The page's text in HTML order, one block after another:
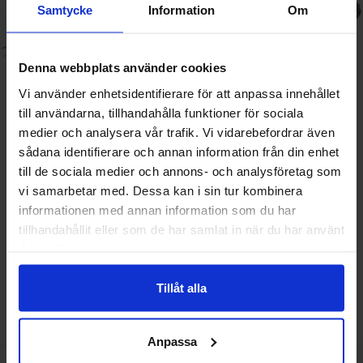
Samtycke Information Om
Denna webbplats använder cookies
Vi använder enhetsidentifierare för att anpassa innehållet
till användarna, tillhandahålla funktioner för sociala
medier och analysera vår trafik. Vi vidarebefordrar även
sådana identifierare och annan information från din enhet
till de sociala medier och annons- och analysföretag som
vi samarbetar med. Dessa kan i sin tur kombinera
informationen med annan information som du har
tillhandahållit eller som de har samlat in när du har använt
Tillåt alla
Anpassa
Batterisladd JST-XH 2-pol
140mm
Lagervara, 735 st
Från
7.50 SEK
Mängdrabatt
Antal Pris /st
1 -till
9 st
12.50 SEK
10 -till24 st
11.25 SEK
Termistor NTC 10kohm 3950K
med kabel och JST-XH kontakt
Lagervara, 268 st
Från
26.25 SEK
Mängdrabatt
Antal Pris /st
1 -till
9 st
10 -till24 st
31.50 SEK